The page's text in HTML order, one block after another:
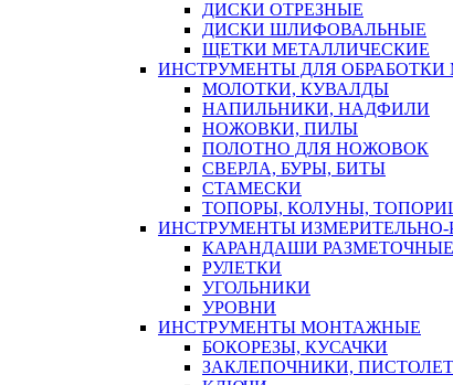
ДИСКИ ОТРЕЗНЫЕ
ДИСКИ ШЛИФОВАЛЬНЫЕ
ЩЕТКИ МЕТАЛЛИЧЕСКИЕ
ИНСТРУМЕНТЫ ДЛЯ
МОЛОТКИ, КУВАЛДЫ
НАПИЛЬНИКИ, НАДФИЛИ
НОЖОВКИ, ПИЛЫ
ПОЛОТНО ДЛЯ НОЖОВОК
СВЕРЛА, БУРЫ, БИТЫ
СТАМЕСКИ
ТОПОРЫ, КОЛУНЫ,
ИНСТРУМЕНТЫ ИЗМЕРИТЕЛЬНО-
КАРАНДАШИ
РУЛЕТКИ
УГОЛЬНИКИ
УРОВНИ
ИНСТРУМЕНТЫ МОНТАЖНЫЕ
БОКОРЕЗЫ, КУСАЧКИ
ЗАКЛЕПОЧНИКИ,